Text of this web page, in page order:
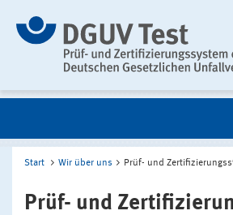
Start Wir über uns Prüf- und
Prüf- und